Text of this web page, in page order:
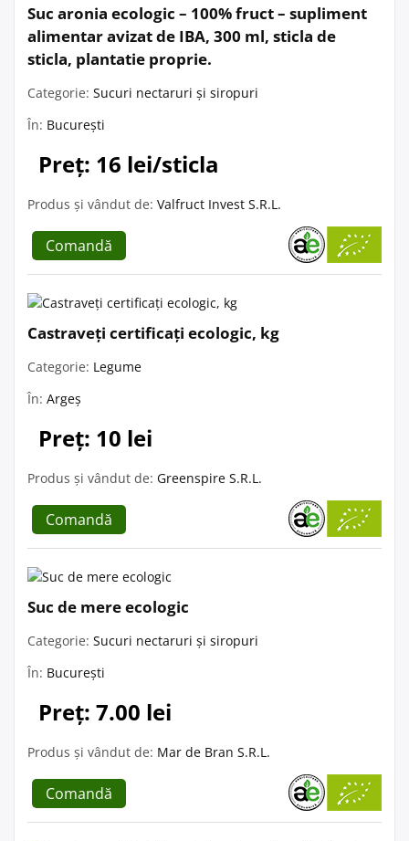
Suc aronia ecologic – 100% fruct – supliment
alimentar avizat de IBA, 300 ml, sticla de
sticla, plantatie proprie.
Categorie: Sucuri nectaruri și siropuri
În: București
Preț: 16 lei/sticla
Produs și vândut de: Valfruct Invest S.R.L.
Comandă
Castraveți certificați ecologic, kg
Categorie: Legume
În: Argeș
Preț: 10 lei
Produs și vândut de: Greenspire S.R.L.
Comandă
Suc de mere ecologic
Categorie: Sucuri nectaruri și siropuri
În: București
Preț: 7.00 lei
Produs și vândut de: Mar de Bran S.R.L.
Comandă